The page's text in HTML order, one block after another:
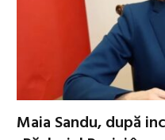
Maia Sandu, după